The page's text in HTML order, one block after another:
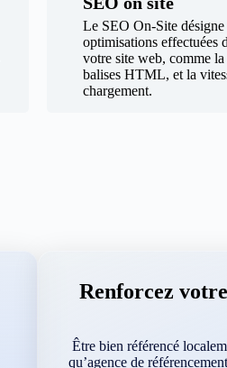
Le SEO On-Site désigne
optimisations effectuées
votre site web, comme
balises HTML, et la
chargement.
Renforcez
Être bien référencé
qu’agence de